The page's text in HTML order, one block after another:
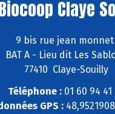
Claye
9 bis rue jean monnet
BAT A - Lieu dit Les
77410 Claye-Souilly
Téléphone : 01 60 94 41
GPS :